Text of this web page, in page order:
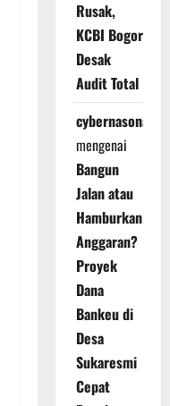
Rusak,
KCBI Bogor
Desak
Audit Total
cybernasonal
mengenai
Bangun
Jalan atau
Hamburkan
Anggaran?
Proyek
Dana
Bankeu di
Desa
Sukaresmi
Cepat